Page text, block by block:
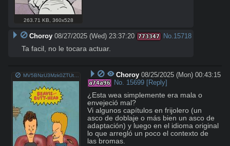
263.71 KB 360x528
Choroy 08/27/2025 (Wed) 23:37:20 773347 No.15718
Ta facil, no le tocara actuar.
MV5BNzU3Mzk0ZTUtMmRkNS00MjI1LWEzNjYtNzI2MWJkN2JkNjc4XkEyXkFqcGc@._V1_FMjpg_UX1000_.jpg Choroy 08/25/2025 (Mon) 00:43:15
a74a96 No. 15699 [Reply]
¿Esta wea simplemente era mala o
envejeció mal?
Vi algunos capítulos en frijolero (un
asco de doblaje o más bien un asco de
adaptación) y luego en el idioma original
lo que arregló un poco el contexto de
las bromas.